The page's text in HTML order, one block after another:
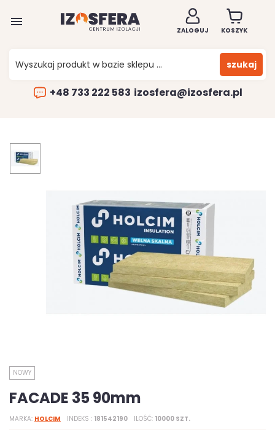

ZALOGUJ KOSZYK
szukaj
+48 733 222 583 izosfera@izosfera.pl
NOWY
FACADE 35 90mm
MARKA HOLCIM INDEKS 181542190 ILOŚĆ 10000 SZT.